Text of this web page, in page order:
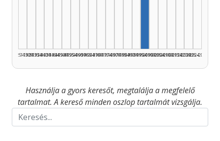
1925–1929
1930–1934
1935–1939
1940–1944
1945–1949
1950–1954
1955–1959
1960–1964
1965–1969
1970–1974
1975–1979
1980–1984
1985–1989
1990–1994
1995–1999
2000–2004
2005–2009
2010–2014
2015–2019
2020–2024
2025–2026
Használja a gyors keresőt, megtalálja a megfelelő
tartalmat. A kereső minden oszlop tartalmát vizsgálja.